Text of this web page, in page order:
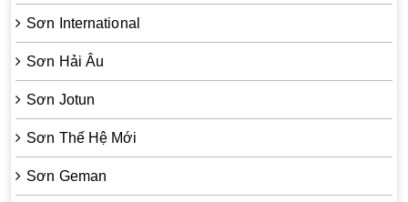
Sơn International
Sơn Hải Âu
Sơn Jotun
Sơn Thế Hệ Mới
Sơn Geman